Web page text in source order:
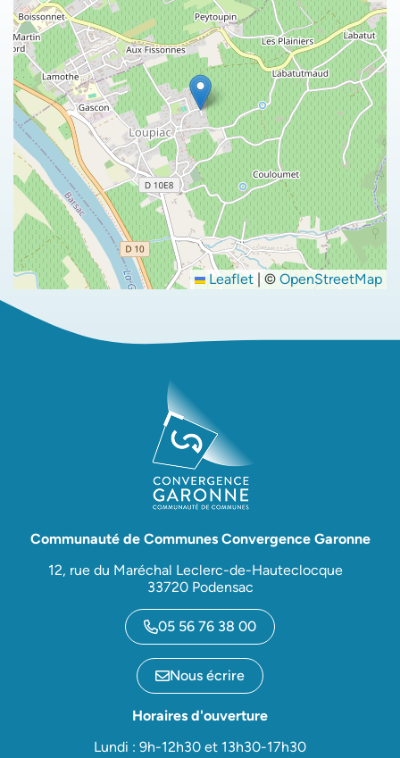
Leaflet | © OpenStreetMap
Communauté de Communes Convergence Garonne
12, rue du Maréchal Leclerc-de-Hauteclocque
33720 Podensac
05 56 76 38 00
Nous écrire
Horaires d'ouverture
Lundi : 9h-12h30 et 13h30-17h30